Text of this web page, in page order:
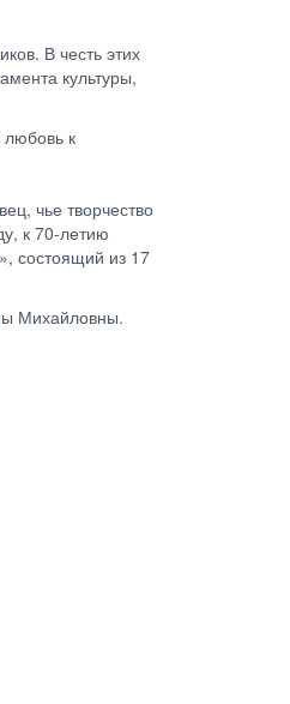
В честь этих
культуры,
к
чье творчество
к 70-летию
состоящий из 17
Михайловны.